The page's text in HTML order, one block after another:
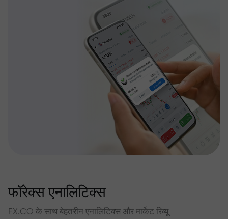
फॉरेक्स एनालिटिक्स
FX.CO के साथ बेहतरीन एनालिटिक्स और मार्केट रिव्यू